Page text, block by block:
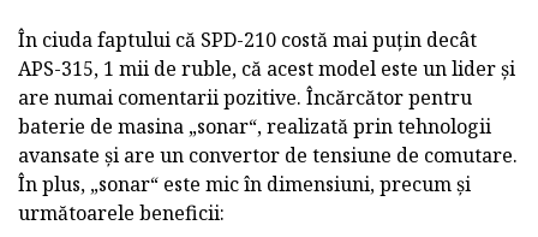
În ciuda faptului că SPD-210 costă mai puțin decât
APS-315, 1 mii de ruble, că acest model este un lider și
are numai comentarii pozitive. Încărcător pentru
baterie de masina „sonar“, realizată prin tehnologii
avansate și are un convertor de tensiune de comutare.
În plus, „sonar“ este mic în dimensiuni, precum și
următoarele beneficii: